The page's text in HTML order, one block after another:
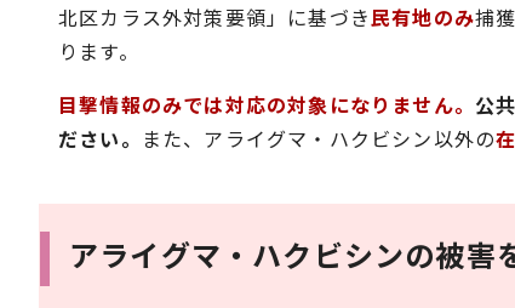
北区カラス外対策要領」に基づき民有地のみ捕
ります。
目撃情報のみでは対応の対象になりません。 公
ださい。 また、アライグマ・ハクビシン以外の
アライグマ・ハクビシンの被害